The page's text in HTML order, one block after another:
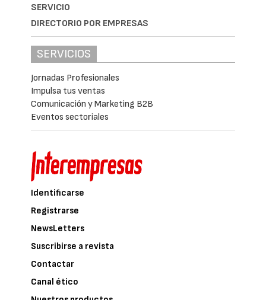
SERVICIO
DIRECTORIO POR EMPRESAS
SERVICIOS
Jornadas Profesionales
Impulsa tus ventas
Comunicación y Marketing B2B
Eventos sectoriales
Identificarse
Registrarse
NewsLetters
Suscribirse a revista
Contactar
Canal ético